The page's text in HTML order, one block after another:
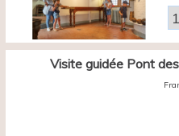
Visite guidée Pont